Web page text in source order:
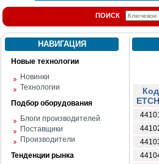
ПОИСК
НАВИГАЦИЯ
Новые технологии
Новинки
Технологии
Подбор оборудования
Блоги производителей
Поставщики
Производители
Тенденции рынка
Код